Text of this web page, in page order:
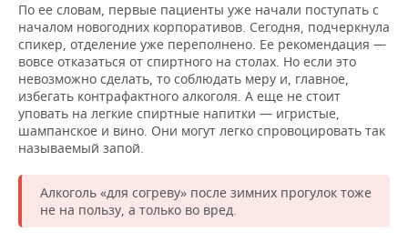
По ее словам, первые пациенты уже начали поступать с
началом новогодних корпоративов. Сегодня, подчеркнула
спикер, отделение уже переполнено. Ее рекомендация —
вовсе отказаться от спиртного на столах. Но если это
невозможно сделать, то соблюдать меру и, главное,
избегать контрафактного алкоголя. А еще не стоит
уповать на легкие спиртные напитки — игристые,
шампанское и вино. Они могут легко спровоцировать так
называемый запой.
Алкоголь «для согреву» после зимних прогулок тоже
не на пользу, а только во вред.